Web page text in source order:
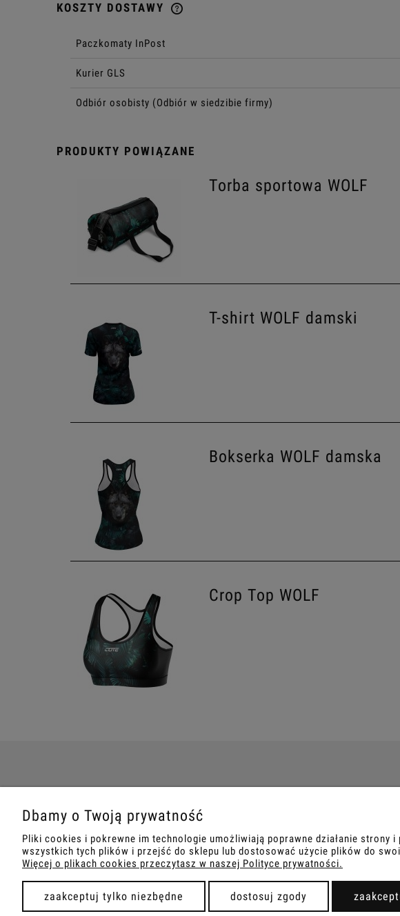
KOSZTY DOSTAWY
Paczkomaty InPost
Kurier GLS
Odbiór osobisty (Odbiór w siedzibie firmy)
PRODUKTY POWIĄZANE
Torba sportowa WOLF
T-shirt WOLF damski
Bokserka WOLF damska
Crop Top WOLF
Zwroty i reklamacje
Regulaminy
Ustawienia konta
Przechowalnia
Dbamy o Twoją prywatność
Pliki cookies i pokrewne im technologie umożliwiają poprawne działanie
wszystkich tych plików i przejść do sklepu lub dostosować użycie plików do
Więcej o plikach cookies przeczytasz w naszej Polityce prywatności.
zaakceptuj tylko niezbędne dostosuj zgody